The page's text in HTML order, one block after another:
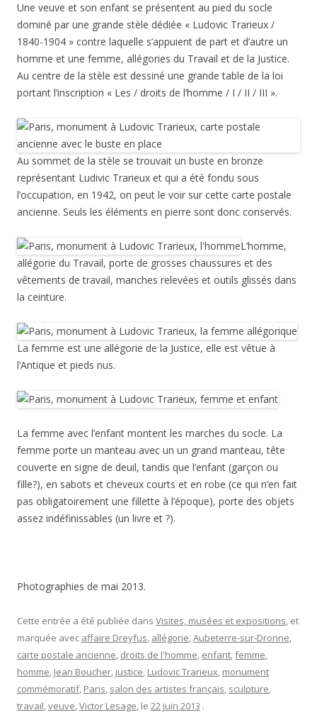
Une veuve et son enfant se présentent au pied du socle
dominé par une grande stèle dédiée « Ludovic Trarieux /
1840-1904 » contre laquelle s’appuient de part et d’autre un
homme et une femme, allégories du Travail et de la Justice.
Au centre de la stèle est dessiné une grande table de la loi
portant l’inscription « Les / droits de l’homme / I / II / III ».
Au sommet de la stèle se trouvait un buste en bronze
représentant Ludivic Trarieux et qui a été fondu sous
l’occupation, en 1942, on peut le voir sur cette carte postale
ancienne. Seuls les éléments en pierre sont donc conservés.
L’homme,
allégorie du Travail, porte de grosses chaussures et des
vêtements de travail, manches relevées et outils glissés dans
la ceinture.
La femme est une allégorie de la Justice, elle est vêtue à
l’Antique et pieds nus.
La femme avec l’enfant montent les marches du socle. La
femme porte un manteau avec un un grand manteau, tête
couverte en signe de deuil, tandis que l’enfant (garçon ou
fille?), en sabots et cheveux courts et en robe (ce qui n’en fait
pas obligatoirement une fillette à l’époque), porte des objets
assez indéfinissables (un livre et ?).
Photographies de mai 2013.
Cette entrée a été publiée dans Visites, musées et expositions, et
marquée avec affaire Dreyfus, allégorie,Aubeterre-sur-Dronne,
carte postale ancienne, droits de l'homme, enfant,femme,
homme, Jean Boucher, justice, Ludovic Trarieux, monument
commémoratif, Paris, salon des artistes français, sculpture,
travail,veuve,Victor Lesage, le 22 juin 2013 .